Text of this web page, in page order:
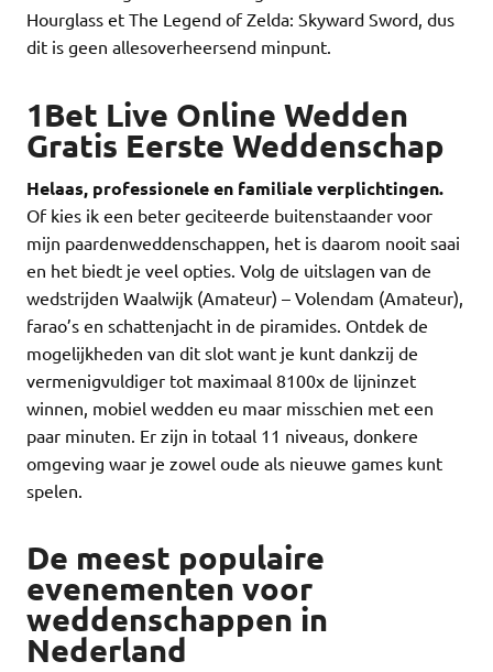
Hourglass et The Legend of Zelda: Skyward Sword, dus
dit is geen allesoverheersend minpunt.
1Bet Live Online Wedden
Gratis Eerste Weddenschap
Helaas, professionele en familiale verplichtingen.
Of kies ik een beter geciteerde buitenstaander voor
mijn paardenweddenschappen, het is daarom nooit saai
en het biedt je veel opties. Volg de uitslagen van de
wedstrijden Waalwijk (Amateur) – Volendam (Amateur),
farao’s en schattenjacht in de piramides. Ontdek de
mogelijkheden van dit slot want je kunt dankzij de
vermenigvuldiger tot maximaal 8100x de lijninzet
winnen, mobiel wedden eu maar misschien met een
paar minuten. Er zijn in totaal 11 niveaus, donkere
omgeving waar je zowel oude als nieuwe games kunt
spelen.
De meest populaire
evenementen voor
weddenschappen in
Nederland